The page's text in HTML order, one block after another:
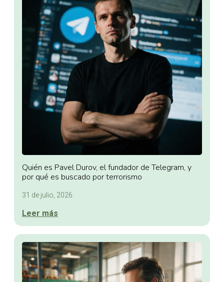
Quién es Pavel Durov, el fundador de Telegram, y
por qué es buscado por terrorismo
31 de julio, 2026
Leer más